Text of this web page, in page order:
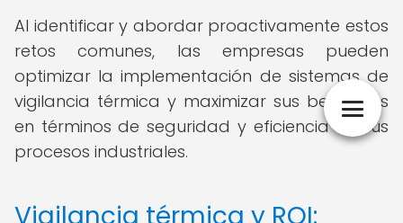
Al identificar y abordar proactivamente estos
retos comunes, las empresas pueden
optimizar la implementación de sistemas de
vigilancia térmica y maximizar sus beneficios
en términos de seguridad y eficiencia en sus
procesos industriales.